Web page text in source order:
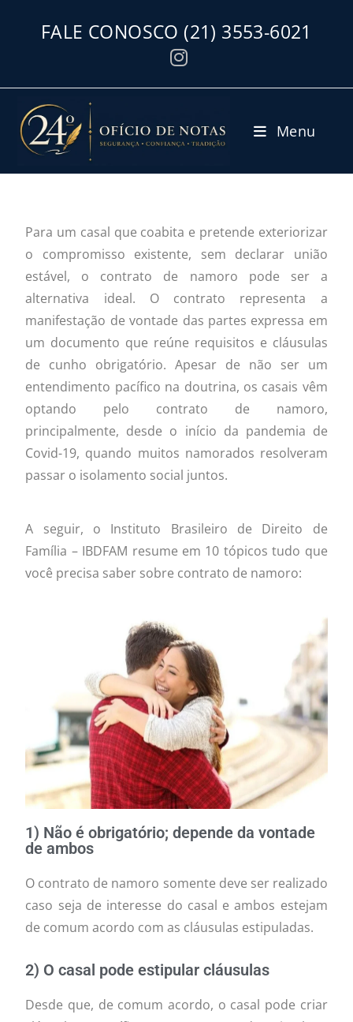
FALE CONOSCO (21) 3553-6021
Menu
Para um casal que coabita e pretende exteriorizar
o compromisso existente, sem declarar união
estável, o contrato de namoro pode ser a
alternativa ideal. O contrato representa a
manifestação de vontade das partes expressa em
um documento que reúne requisitos e cláusulas
de cunho obrigatório. Apesar de não ser um
entendimento pacífico na doutrina, os casais vêm
optando pelo contrato de namoro,
principalmente, desde o início da pandemia de
Covid-19, quando muitos namorados resolveram
passar o isolamento social juntos.
A seguir, o Instituto Brasileiro de Direito de
Família – IBDFAM resume em 10 tópicos tudo que
você precisa saber sobre contrato de namoro:
1) Não é obrigatório; depende da vontade
de ambos
O contrato de namoro somente deve ser realizado
caso seja de interesse do casal e ambos estejam
de comum acordo com as cláusulas estipuladas.
2) O casal pode estipular cláusulas
Desde que, de comum acordo, o casal pode criar